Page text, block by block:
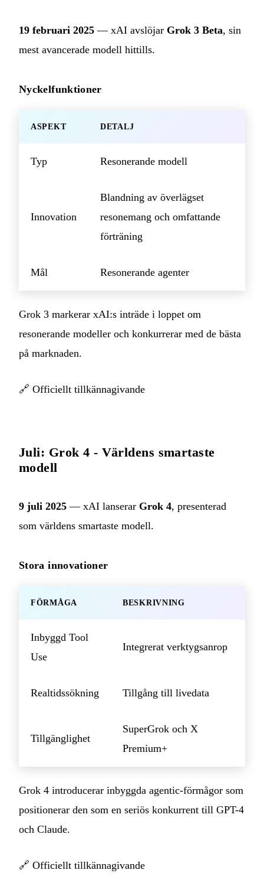
19 februari 2025 — xAI avslöjar Grok 3 Beta, sin
mest avancerade modell hittills.
Nyckelfunktioner
ASPEKT DETALJ
Typ Resonerande modell
Innovation
Blandning av överlägset
resonemang och omfattande
förträning
Mål Resonerande agenter
Grok 3 markerar xAI:s inträde i loppet om
resonerande modeller och konkurrerar med de bästa
på marknaden.
🔗 Officiellt tillkännagivande
Juli: Grok 4 - Världens smartaste
modell
9 juli 2025 — xAI lanserar Grok 4, presenterad
som världens smartaste modell.
Stora innovationer
FÖRMÅGA BESKRIVNING
Inbyggd Tool
Use
Integrerat verktygsanrop
Realtidssökning Tillgång till livedata
Tillgänglighet
SuperGrok och X
Premium+
Grok 4 introducerar inbyggda agentic-förmågor som
positionerar den som en seriös konkurrent till GPT-4
och Claude.
🔗 Officiellt tillkännagivande